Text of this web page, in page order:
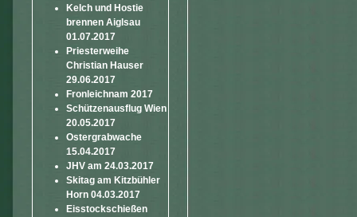
Kelch und Hostie
brennen Aiglsau
01.07.2017
Priesterweihe
Christian Hauser
29.06.2017
Fronleichnam 2017
Schützenausflug Wien
20.05.2017
Ostergrabwache
15.04.2017
JHV am 24.03.2017
Skitag am Kitzbühler
Horn 04.03.2017
Eisstockschießen